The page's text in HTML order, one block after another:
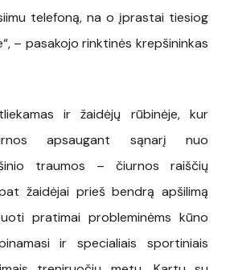
telefoną, na o įprastai tiesiog
– pasakojo rinktinės krepšininkas
ir žaidėjų rūbinėje, kur
apsaugant sąnarį nuo
traumos – čiurnos raiščių
žaidėjai prieš bendrą apšilimą
pratimai probleminėms kūno
ir specialiais sportiniais